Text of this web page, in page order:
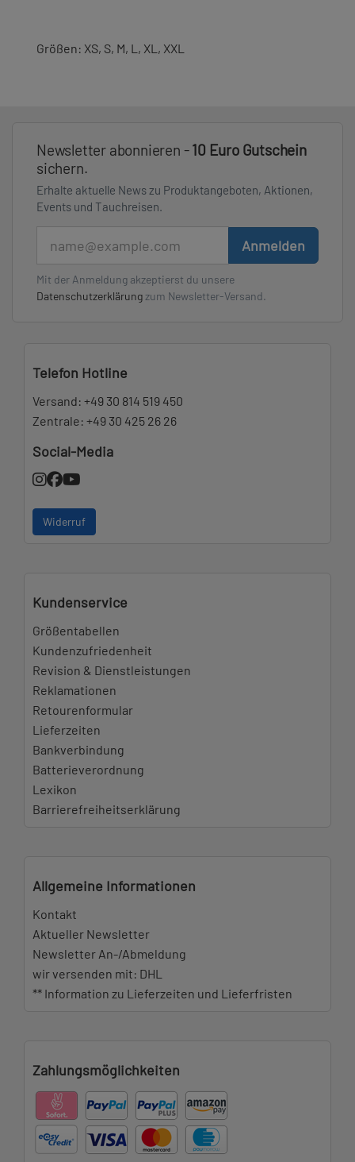
Größen: XS, S, M, L, XL, XXL
Newsletter abonnieren -10 Euro Gutschein
sichern.
Erhalte aktuelle News zu Produktangeboten, Aktionen,
Events und Tauchreisen.
Anmelden
Mit der Anmeldung akzeptierst du unsere
Datenschutzerklärung zum Newsletter-Versand.
Telefon Hotline
Versand: +49 30 814 519 450
Zentrale: +49 30 425 26 26
Social-Media
Widerruf
Kundenservice
Größentabellen
Kundenzufriedenheit
Revision & Dienstleistungen
Reklamationen
Retourenformular
Lieferzeiten
Bankverbindung
Batterieverordnung
Lexikon
Barrierefreiheitserklärung
Allgemeine Informationen
Kontakt
Aktueller Newsletter
Newsletter An-/Abmeldung
wir versenden mit: DHL
** Information zu Lieferzeiten und Lieferfristen
Zahlungsmöglichkeiten